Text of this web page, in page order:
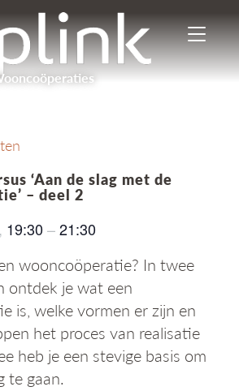
I
n
-
v
i
‘Aan de slag met de
– deel 2
, 19:30 –21:30
wooncoöperatie? In twee
ontdek je wat een
is, welke vormen er zijn en
het proces van realisatie
heb je een stevige basis om
te gaan.